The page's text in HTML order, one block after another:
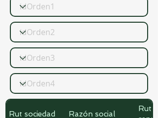
Rut sociedad Razón social
Rut